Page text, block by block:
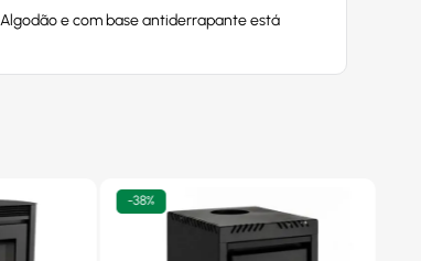
e com base antiderrapante está
-38%